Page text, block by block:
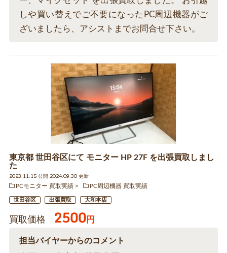
しや買い替えでご不要になったPC周辺機器がご
ざいましたら、アシストまでお問合せ下さい。
東京都 世田谷区にて モニター HP 27F を出張買取しまし
た
2023.11.15 公開 2024.09.30 更新
PCモニター 買取実績
PC周辺機器 買取実績
世田谷区 出張買取 大和本店
買取価格 2500円
担当バイヤーからのコメント